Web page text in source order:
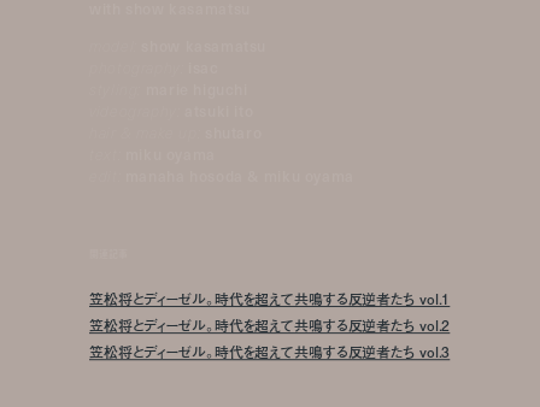
笠松将とディーゼル。時代を超えて共鳴する反逆者たち vol.1
笠松将とディーゼル。時代を超えて共鳴する反逆者たち vol.2
笠松将とディーゼル。時代を超えて共鳴する反逆者たち vol.3